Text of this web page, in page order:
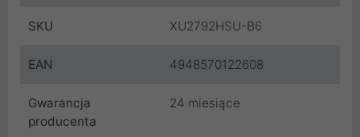
SKU XU2792HSU-B6
EAN 4948570122608
Gwarancja
producenta
24 miesiące